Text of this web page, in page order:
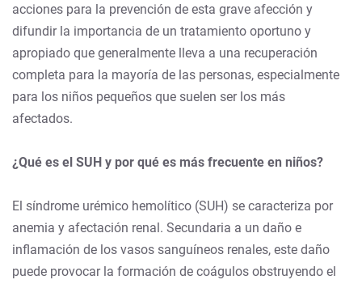
acciones para la prevención de esta grave afección y
difundir la importancia de un tratamiento oportuno y
apropiado que generalmente lleva a una recuperación
completa para la mayoría de las personas, especialmente
para los niños pequeños que suelen ser los más
afectados.
¿Qué es el SUH y por qué es más frecuente en niños?
El síndrome urémico hemolítico (SUH) se caracteriza por
anemia y afectación renal. Secundaria a un daño e
inflamación de los vasos sanguíneos renales, este daño
puede provocar la formación de coágulos obstruyendo el